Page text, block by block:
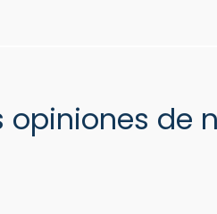
opiniones de